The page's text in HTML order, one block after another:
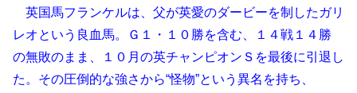
英国馬フランケルは、父が英愛のダービーを制したガリ
レオという良血馬。Ｇ１・１０勝を含む、１４戦１４勝
の無敗のまま、１０月の英チャンピオンＳを最後に引退し
た。その圧倒的な強さから“怪物”という異名を持ち、